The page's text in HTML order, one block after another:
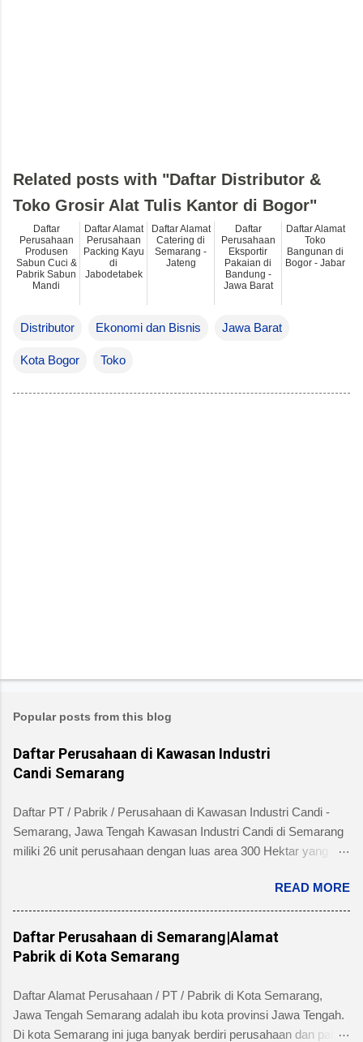
Distributor Ekonomi dan Bisnis Jawa Barat
Kota Bogor Toko
Related posts with "Daftar Distributor &
Toko Grosir Alat Tulis Kantor di Bogor"
Daftar
Perusahaan
Produsen
Sabun Cuci &
Pabrik Sabun
Mandi
Daftar Alamat
Perusahaan
Packing Kayu
di
Jabodetabek
Daftar Alamat
Catering di
Semarang -
Jateng
Daftar
Perusahaan
Eksportir
Pakaian di
Bandung -
Jawa Barat
Daftar Alamat
Toko
Bangunan di
Bogor - Jabar
Popular posts from this blog
Daftar Perusahaan di Kawasan Industri
Candi Semarang
Daftar PT / Pabrik / Perusahaan di Kawasan Industri Candi -
Semarang, Jawa Tengah Kawasan Industri Candi di Semarang
miliki 26 unit perusahaan dengan luas area 300 Hektar yang
Kecamatan Ngaliyan dan memiliki fasilitas tanah yang siap
dibangun , jalan 20 s/d 30 meter, green belt, listrik , telepon , air,
security service dan memiliki kemudahan atau keuntungan
bebas banjir dan ideal untuk industri menengah dan besar untuk
alamat pengelola berada di Jl. Tambakaji II No. 7 Semarang
Perusahaan di Kawasan Industri Candi Semarang disertai
READ MORE
Daftar Perusahaan di Semarang|Alamat
Pabrik di Kota Semarang
Daftar Alamat Perusahaan / PT / Pabrik di Kota Semarang,
Jawa Tengah Semarang adalah ibu kota provinsi Jawa Tengah.
Di kota Semarang ini juga banyak berdiri perusahaan dan pabrik